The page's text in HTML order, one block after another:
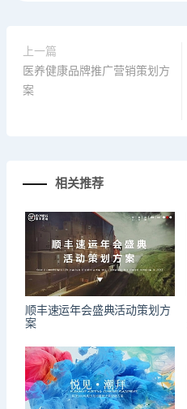
上一篇
医养健康品牌推广营销策划方
案
相关推荐
顺丰速运年会盛典活动策划方
案